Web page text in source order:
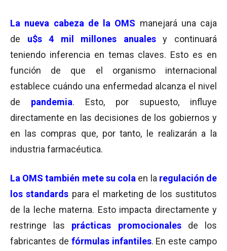
La nueva cabeza de la OMS manejará una caja
de u$s 4 mil millones anualesy continuará
teniendo inferencia en temas claves. Esto es en
función de que el organismo internacional
establece cuándo una enfermedad alcanza el nivel
de pandemia. Esto, por supuesto, influye
directamente en las decisiones de los gobiernos y
en las compras que, por tanto, le realizarán a la
industria farmacéutica.
La OMS también mete su cola en la regulación de
los standards para el marketing de los sustitutos
de la leche materna. Esto impacta directamente y
restringe las prácticas promocionalesde los
fabricantes de fórmulas infantiles. En este campo